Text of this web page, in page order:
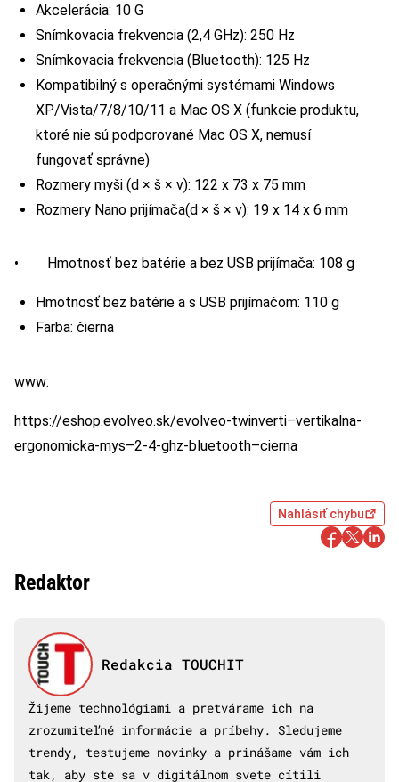
Akcelerácia: 10 G
Snímkovacia frekvencia (2,4 GHz): 250 Hz
Snímkovacia frekvencia (Bluetooth): 125 Hz
Kompatibilný s operačnými systémami Windows
XP/Vista/7/8/10/11 a Mac OS X (funkcie produktu,
ktoré nie sú podporované Mac OS X, nemusí
fungovať správne)
Rozmery myši (d × š × v): 122 x 73 x 75 mm
Rozmery Nano prijímača(d × š × v): 19 x 14 x 6 mm
• Hmotnosť bez batérie a bez USB prijímača: 108 g
Hmotnosť bez batérie a s USB prijímačom: 110 g
Farba: čierna
www:
https://eshop.evolveo.sk/evolveo-twinverti–vertikalna-
ergonomicka-mys–2-4-ghz-bluetooth–cierna
Nahlásiť chybu
Redaktor
Redakcia TOUCHIT
Žijeme technológiami a pretvárame ich na
zrozumiteľné informácie a príbehy. Sledujeme
trendy, testujeme novinky a prinášame vám ich
tak, aby ste sa v digitálnom svete cítili